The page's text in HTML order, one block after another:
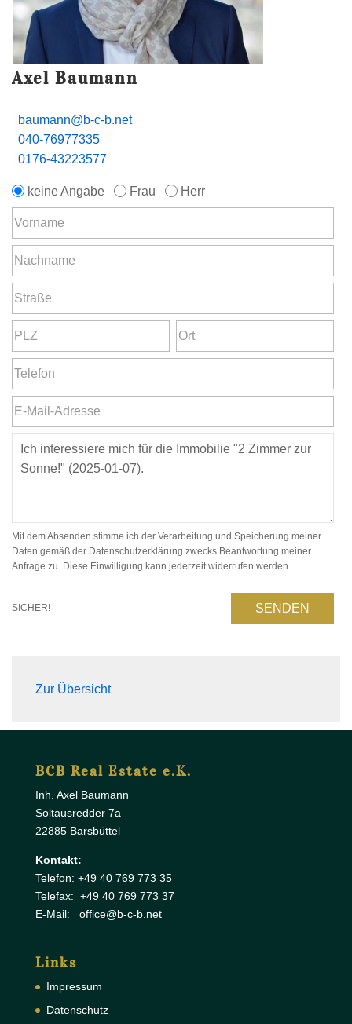
Axel Baumann
baumann@b-c-b.net
040-76977335
0176-43223577
keine Angabe Frau Herr
Mit dem Absenden stimme ich der Verarbeitung und Speicherung meiner
Daten gemäß der Datenschutzerklärung zwecks Beantwortung meiner
Anfrage zu. Diese Einwilligung kann jederzeit widerrufen werden.
SICHER! SENDEN
Zur Übersicht
BCB Real Estate e.K.
Inh. Axel Baumann
Soltausredder 7a
22885 Barsbüttel
Kontakt:
Telefon: +49 40 769 773 35
Telefax: +49 40 769 773 37
E-Mail: office@b-c-b.net
Links
Impressum
Datenschutz